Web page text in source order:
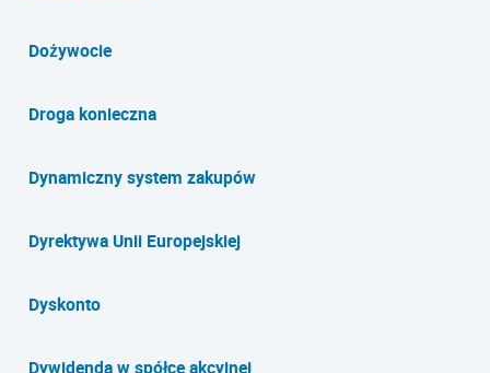
Dożywocie
Droga konieczna
Dynamiczny system zakupów
Dyrektywa Unii Europejskiej
Dyskonto
Dywidenda w spółce akcyjnej